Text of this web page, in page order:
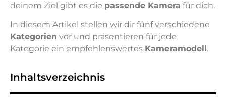
deinem Ziel gibt es die passende Kamera für dich.
In diesem Artikel stellen wir dir fünf verschiedene
Kategorien vor und präsentieren für jede
Kategorie ein empfehlenswertes Kameramodell .
Inhaltsverzeichnis